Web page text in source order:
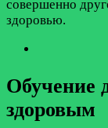
совершенно
здоровью.
Обучение
здоровым